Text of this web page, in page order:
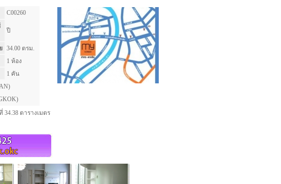
C00260
ปี
34.00 ตรม.
1 ห้อง
1 คัน
34.38 ตารางเมตร